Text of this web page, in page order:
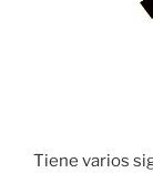
Tiene varios